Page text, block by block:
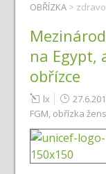
OBŘÍZKA>
na Egypt,
obřízce
lx
FGM, obřízka